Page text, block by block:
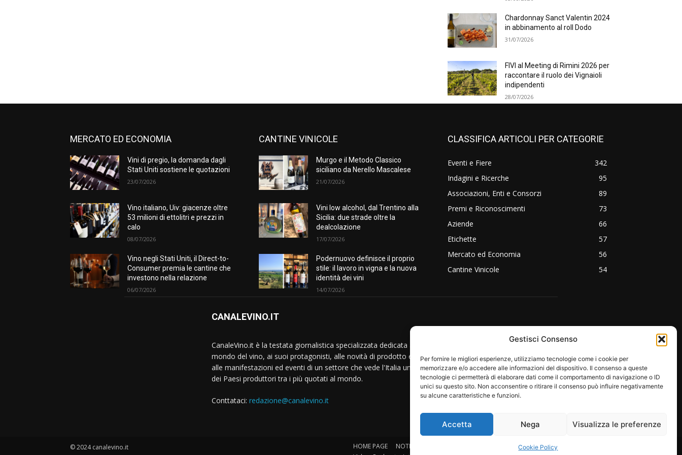
Gestisci Consenso
Per fornire le migliori esperienze, utilizziamo tecnologie come i cookie per
memorizzare e/o accedere alle informazioni del dispositivo. Il consenso a queste
tecnologie ci permetterà di elaborare dati come il comportamento di navigazione o ID
unici su questo sito. Non acconsentire o ritirare il consenso può influire negativamente
su alcune caratteristiche e funzioni.
Accetta Nega Visualizza le preferenze
Cookie Policy
Chardonnay Sanct Valentin 2024
in abbinamento al roll Dodo
31/07/2026
FIVI al Meeting di Rimini 2026 per
raccontare il ruolo dei Vignaioli
indipendenti
28/07/2026
MERCATO ED ECONOMIA
Vini di pregio, la domanda dagli
Stati Uniti sostiene le quotazioni
23/07/2026
Vino italiano, Uiv: giacenze oltre
53 milioni di ettolitri e prezzi in
calo
08/07/2026
Vino negli Stati Uniti, il Direct-to-
Consumer premia le cantine che
investono nella relazione
06/07/2026
CANTINE VINICOLE
Murgo e il Metodo Classico
siciliano da Nerello Mascalese
21/07/2026
Vini low alcohol, dal Trentino alla
Sicilia: due strade oltre la
dealcolazione
17/07/2026
Podernuovo definisce il proprio
stile: il lavoro in vigna e la nuova
identità dei vini
14/07/2026
CLASSIFICA ARTICOLI PER CATEGORIE
Eventi e Fiere
342
Indagini e Ricerche
95
Associazioni, Enti e Consorzi
89
Premi e Riconoscimenti
73
Aziende
66
Etichette
57
Mercato ed Economia
56
Cantine Vinicole
54
CANALEVINO.IT
CanaleVino.it è la testata giornalistica specializzata dedicata al
mondo del vino, ai suoi protagonisti, alle novità di prodotto e
alle manifestazioni ed eventi di un settore che vede l'Italia uno
dei Paesi produttori tra i più quotati al mondo.
Conttataci: redazione@canalevino.it
© 2024 canalevino.it HOME PAGE NOTIZIE
EMOZIONI